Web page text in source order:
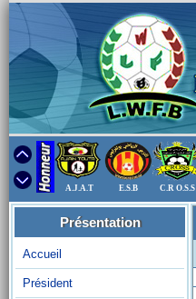
A.J.A.T E.S.B C.R O.S.S
Présentation
Accueil
Président